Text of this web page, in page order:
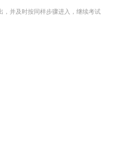
，并及时按同样步骤进入，继续考试